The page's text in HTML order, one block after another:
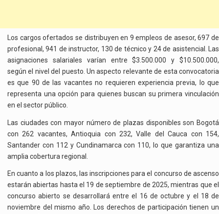
Los cargos ofertados se distribuyen en 9 empleos de asesor, 697 de
profesional, 941 de instructor, 130 de técnico y 24 de asistencial. Las
asignaciones salariales varían entre $3.500.000 y $10.500.000,
según el nivel del puesto. Un aspecto relevante de esta convocatoria
es que 90 de las vacantes no requieren experiencia previa, lo que
representa una opción para quienes buscan su primera vinculación
en el sector público.
Las ciudades con mayor número de plazas disponibles son Bogotá
con 262 vacantes, Antioquia con 232, Valle del Cauca con 154,
Santander con 112 y Cundinamarca con 110, lo que garantiza una
amplia cobertura regional.
En cuanto a los plazos, las inscripciones para el concurso de ascenso
estarán abiertas hasta el 19 de septiembre de 2025, mientras que el
concurso abierto se desarrollará entre el 16 de octubre y el 18 de
noviembre del mismo año. Los derechos de participación tienen un